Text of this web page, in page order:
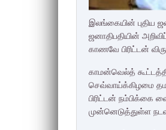
இலங்கையின் புதிய
ஜனாதிபதியின்
காணவே பிரிட்டன்
காமன்வெல்த்
செவ்வாய்க்கிழமை
பிரிட்டன் நம்பிக்கை
முன்னெடுத்துள்ள